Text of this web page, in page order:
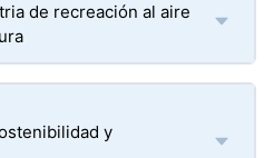
de recreación al aire
y